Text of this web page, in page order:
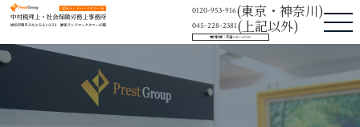
中村税理士・社会保険労務士事務所
0120-953-916(東京・神奈川)
045-228-2381(上記以外)
受付時間：平日9:30〜17:30